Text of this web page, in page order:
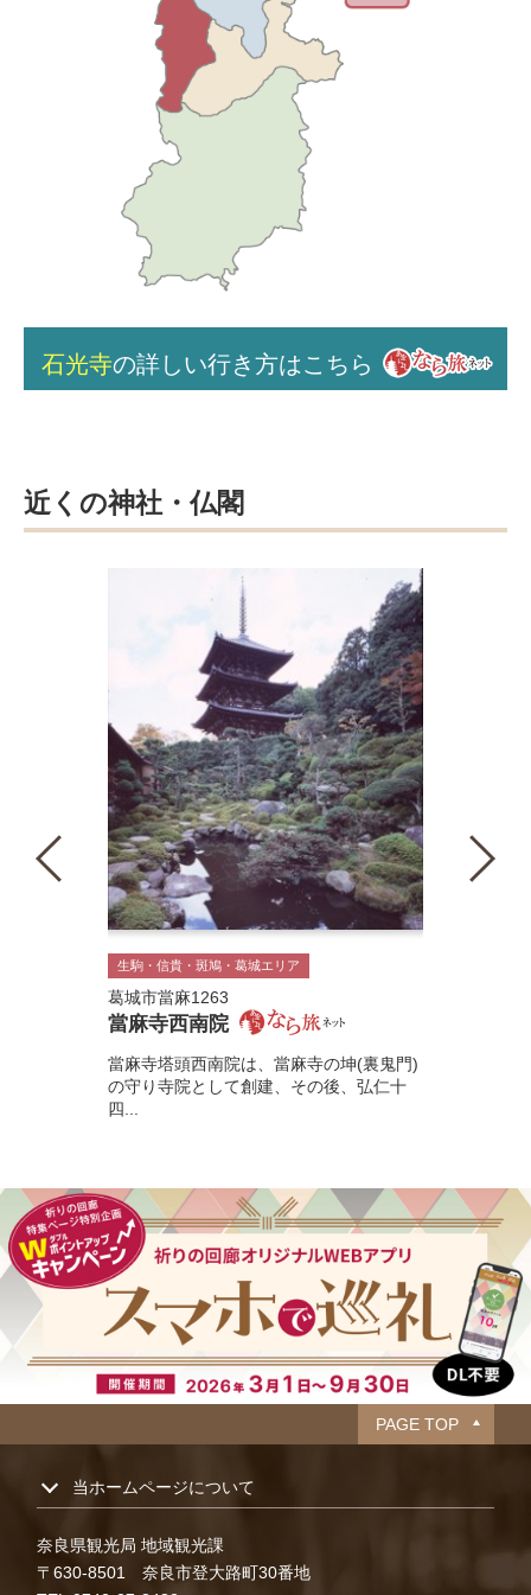
石光寺の詳しい行き方はこちら
近くの神社・仏閣
生駒・信貴・斑鳩・葛城エリア
葛城市當麻1263
當麻寺西南院
當麻寺塔頭西南院は、當麻寺の坤(裏鬼門)
の守り寺院として創建、その後、弘仁十
四...
PAGE TOP
当ホームページについて
奈良県観光局 地域観光課
〒630-8501 奈良市登大路町30番地